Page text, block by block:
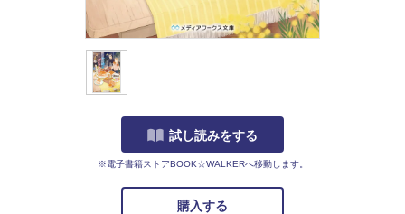
試し読みをする
※電子書籍ストアBOOK☆WALKERへ移動します。
購入する